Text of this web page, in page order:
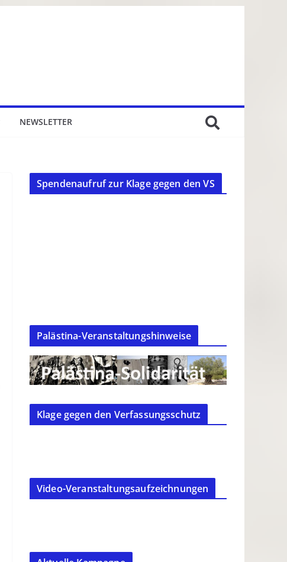
NEWSLETTER
Spendenaufruf zur Klage gegen den VS
Palästina-Veranstaltungshinweise
Klage gegen den Verfassungsschutz
Video-Veranstaltungsaufzeichnungen